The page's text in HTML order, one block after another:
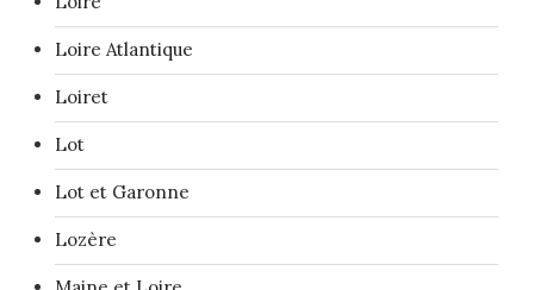
Loire Atlantique
Loiret
Lot
Lot et Garonne
Lozère